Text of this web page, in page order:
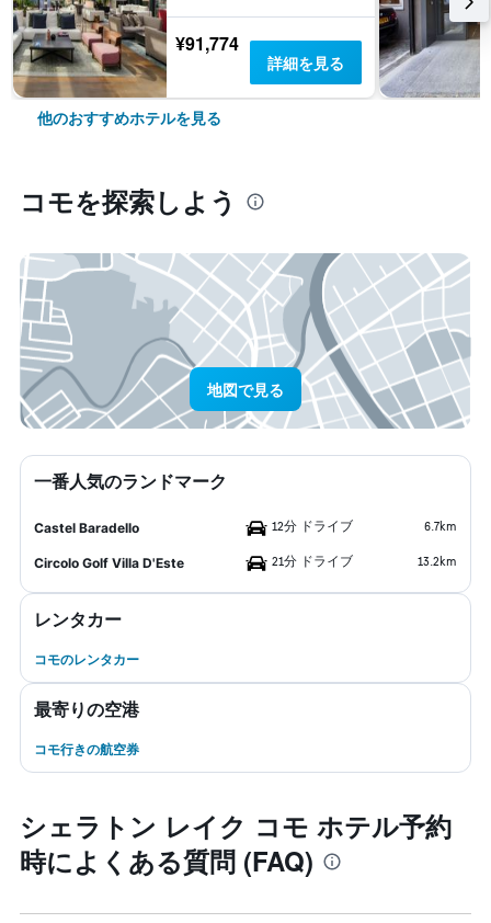
¥91,774
詳細を見る
他のおすすめホテルを見る
コモ​を探索しよう
地図で見る
一番人気のランドマーク
Castel Baradello 12分 ドライブ 6.7km
Circolo Golf Villa D'Este 21分 ドライブ 13.2km
レンタカー
コモのレンタカー
最寄りの空港
コモ行きの航空券
シェラトン レイク コモ ホテル予約
時によくある質問 (FAQ)